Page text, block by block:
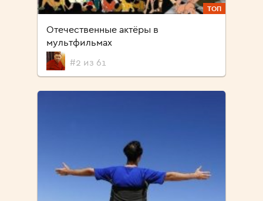
ТОП
Отечественные актёры в
мультфильмах
#2 из 61